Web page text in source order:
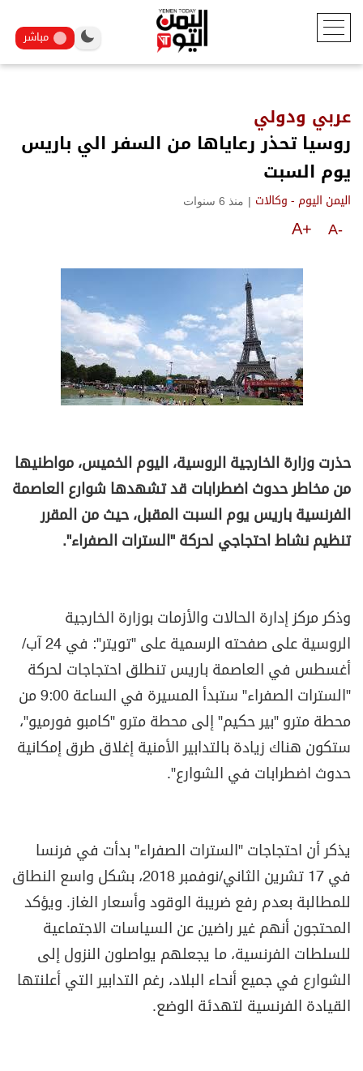
مباشر
عربي ودولي
روسيا تحذر رعاياها من السفر الي باريس
يوم السبت
اليمن اليوم - وكالات | منذ 6 سنوات
A-
A+
حذرت وزارة الخارجية الروسية، اليوم الخميس، مواطنيها
من مخاطر حدوث اضطرابات قد تشهدها شوارع العاصمة
الفرنسية باريس يوم السبت المقبل، حيث من المقرر
تنظيم نشاط احتجاجي لحركة "السترات الصفراء".
وذكر مركز إدارة الحالات والأزمات بوزارة الخارجية
الروسية على صفحته الرسمية على "تويتر": في 24 آب/
أغسطس في العاصمة باريس تنطلق احتجاجات لحركة
"السترات الصفراء" ستبدأ المسيرة في الساعة 9:00 من
محطة مترو "بير حكيم" إلى محطة مترو "كامبو فورميو"،
ستكون هناك زيادة بالتدابير الأمنية إغلاق طرق إمكانية
حدوث اضطرابات في الشوارع".
يذكر أن احتجاجات "السترات الصفراء" بدأت في فرنسا
في 17 تشرين الثاني/نوفمبر 2018، بشكل واسع النطاق
للمطالبة بعدم رفع ضريبة الوقود وأسعار الغاز. ويؤكد
المحتجون أنهم غير راضين عن السياسات الاجتماعية
للسلطات الفرنسية، ما يجعلهم يواصلون النزول إلى
الشوارع في جميع أنحاء البلاد، رغم التدابير التي أعلنتها
القيادة الفرنسية لتهدئة الوضع.